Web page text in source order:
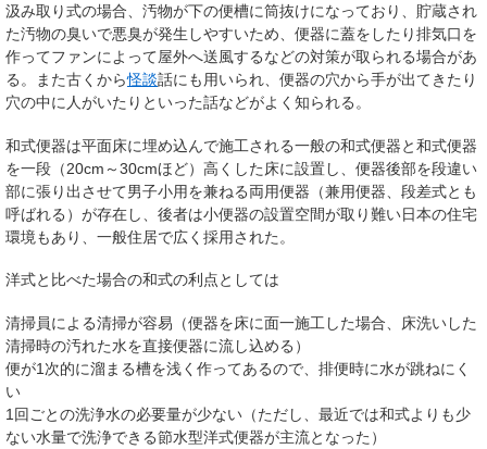
汲み取り式の場合、汚物が下の便槽に筒抜けになっており、貯蔵され
た汚物の臭いで悪臭が発生しやすいため、便器に蓋をしたり排気口を
作ってファンによって屋外へ送風するなどの対策が取られる場合があ
る。また古くから怪談話にも用いられ、便器の穴から手が出てきたり
穴の中に人がいたりといった話などがよく知られる。
和式便器は平面床に埋め込んで施工される一般の和式便器と和式便器
を一段（20cm～30cmほど）高くした床に設置し、便器後部を段違い
部に張り出させて男子小用を兼ねる両用便器（兼用便器、段差式とも
呼ばれる）が存在し、後者は小便器の設置空間が取り難い日本の住宅
環境もあり、一般住居で広く採用された。
洋式と比べた場合の和式の利点としては
清掃員による清掃が容易（便器を床に面一施工した場合、床洗いした
清掃時の汚れた水を直接便器に流し込める）
便が1次的に溜まる槽を浅く作ってあるので、排便時に水が跳ねにく
い
1回ごとの洗浄水の必要量が少ない（ただし、最近では和式よりも少
ない水量で洗浄できる節水型洋式便器が主流となった）